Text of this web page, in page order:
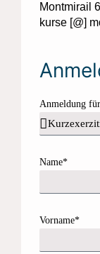
Montmirail
kurse [@]
Anmeldung
Name*
Vorname*